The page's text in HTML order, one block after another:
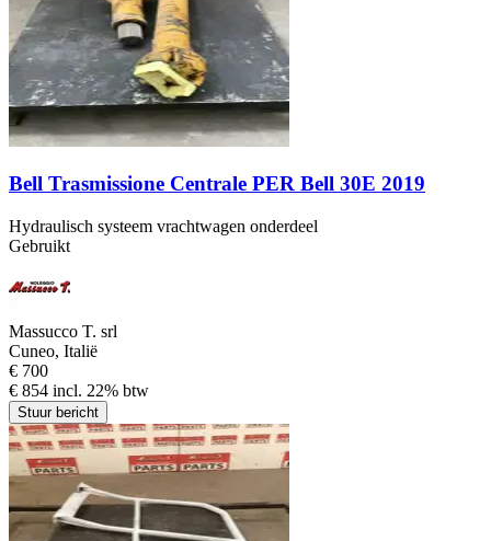
Bell Trasmissione Centrale PER Bell 30E 2019
Hydraulisch systeem vrachtwagen onderdeel
Gebruikt
Massucco T. srl
Cuneo, Italië
€ 700
€ 854 incl. 22% btw
Stuur bericht